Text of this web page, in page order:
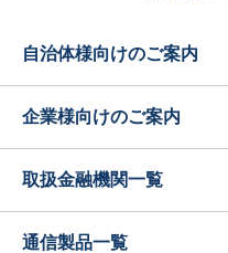
自治体様向けのご案内
企業様向けのご案内
取扱金融機関一覧
通信製品一覧